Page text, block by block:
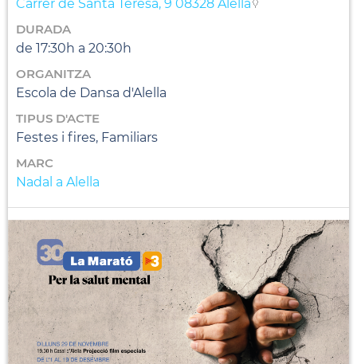
Carrer de Santa Teresa, 9 08328 Alella
DURADA
de 17:30h a 20:30h
ORGANITZA
Escola de Dansa d'Alella
TIPUS D'ACTE
Festes i fires, Familiars
MARC
Nadal a Alella